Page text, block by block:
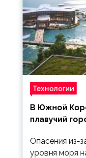
Технологии
В Южной
плавучий
Опасения из-
уровня моря